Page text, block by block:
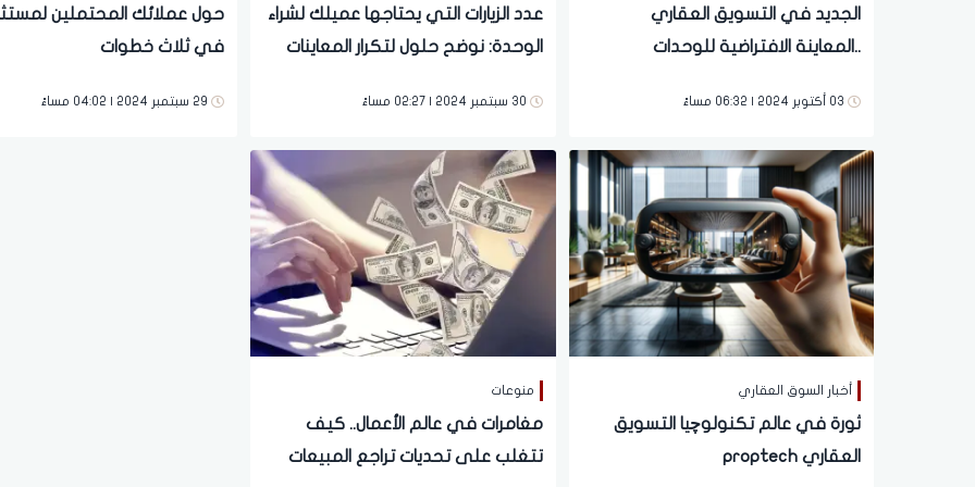
الجديد في التسويق العقاري
..المعاينة الافتراضية للوحدات
03 أكتوبر 2024 | 06:32 مساءً
عدد الزيارات التي يحتاجها عميلك لشراء
الوحدة: نوضح حلول لتكرار المعاينات
30 سبتمبر 2024 | 02:27 مساءً
حول عملائك المحتملين
في ثلاث خطوات
29 سبتمبر 2024 | 04:02 مساءً
أخبار السوق العقاري
ثورة في عالم تكنولوچيا التسويق
العقاري proptech
منوعات
مغامرات في عالم الأعمال.. كيف
تتغلب على تحديات تراجع المبيعات